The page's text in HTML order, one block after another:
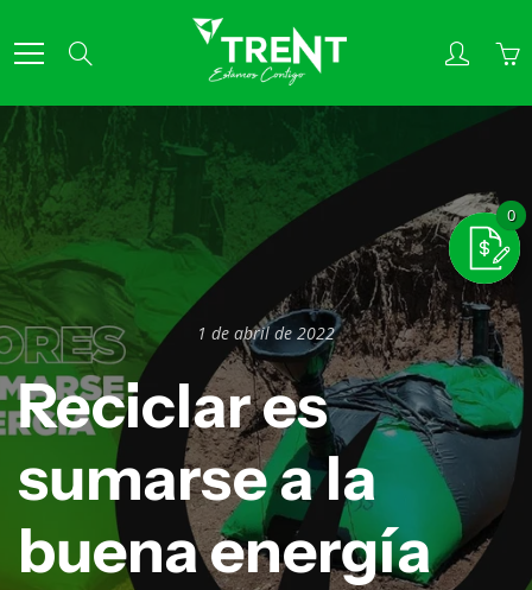
to
Content
1 de abril de 2022
Reciclar es
sumarse a la
buena energía